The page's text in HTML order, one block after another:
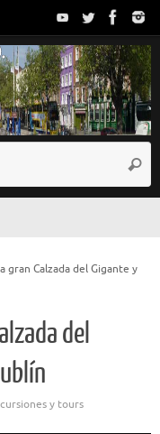
gran Calzada del Gigante y
del
y tours